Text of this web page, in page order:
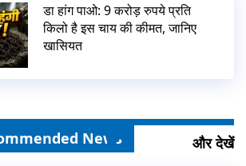
डा हांग पाओ: 9 करोड़ रुपये प्रति
किलो है इस चाय की कीमत, जानिए
खासियत
News और देखें